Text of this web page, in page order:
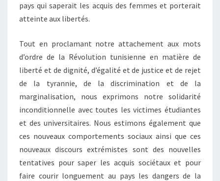
pays qui saperait les acquis des femmes et porterait
atteinte aux libertés.
Tout en proclamant notre attachement aux mots
d’ordre de la Révolution tunisienne en matière de
liberté et de dignité, d’égalité et de justice et de rejet
de la tyrannie, de la discrimination et de la
marginalisation, nous exprimons notre solidarité
inconditionnelle avec toutes les victimes étudiantes
et des universitaires. Nous estimons également que
ces nouveaux comportements sociaux ainsi que ces
nouveaux discours extrémistes sont des nouvelles
tentatives pour saper les acquis sociétaux et pour
faire courir longuement au pays les dangers de la